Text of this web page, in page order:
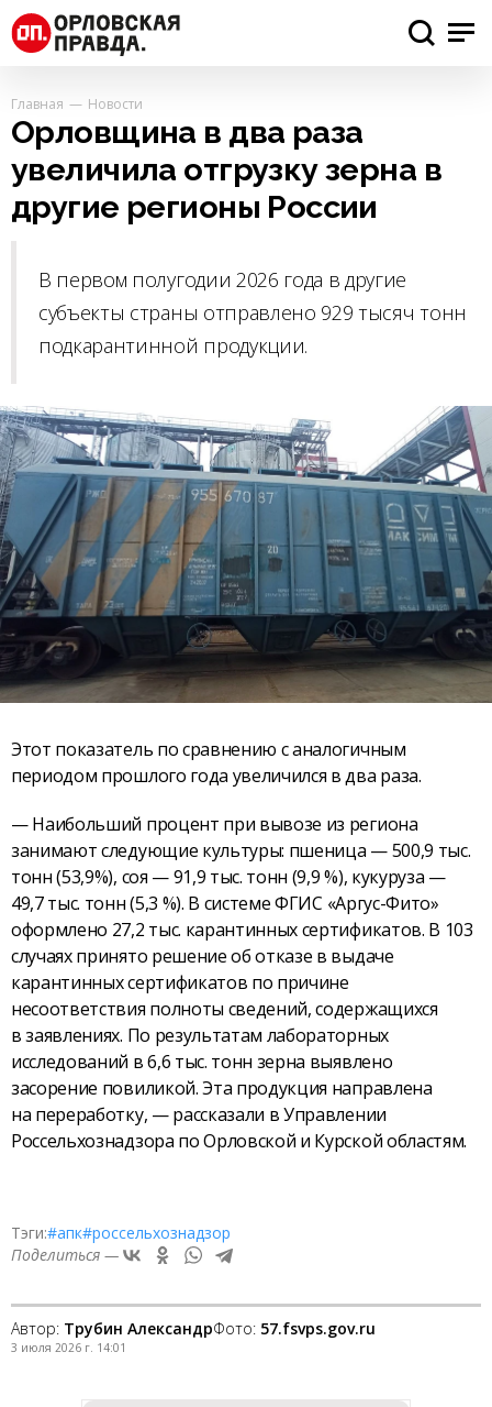
Главная Новости
Орловщина в два раза
увеличила отгрузку зерна в
другие регионы России
В первом полугодии 2026 года в другие
субъекты страны отправлено 929 тысяч тонн
подкарантинной продукции.
Этот показатель по сравнению с аналогичным
периодом прошлого года увеличился в два раза.
— Наибольший процент при вывозе из региона
занимают следующие культуры: пшеница — 500,9 тыс.
тонн (53,9%), соя — 91,9 тыс. тонн (9,9 %), кукуруза —
49,7 тыс. тонн (5,3 %). В системе ФГИС «Аргус-Фито»
оформлено 27,2 тыс. карантинных сертификатов. В 103
случаях принято решение об отказе в выдаче
карантинных сертификатов по причине
несоответствия полноты сведений, содержащихся
в заявлениях. По результатам лабораторных
исследований в 6,6 тыс. тонн зерна выявлено
засорение повиликой. Эта продукция направлена
на переработку, — рассказали в Управлении
Россельхознадзора по Орловской и Курской областям.
Тэги:#апк#россельхознадзор
Поделиться —
Автор: Трубин АлександрФото: 57.fsvps.gov.ru
3 июля 2026 г. 14:01